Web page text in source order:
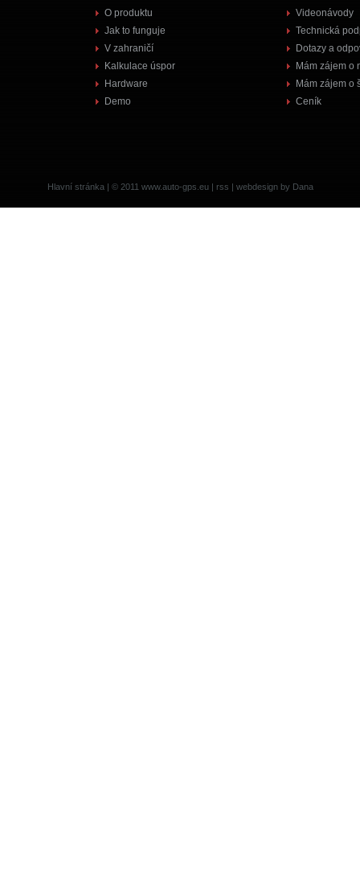
O produktu
Jak to funguje
V zahraničí
Kalkulace úspor
Hardware
Demo
Videonávody
Technická
Dotazy a
Mám zájem o
Mám zájem o
Ceník
Hlavní stránka | © 2011 www.auto-gps.eu| rss | webdesign by Dana